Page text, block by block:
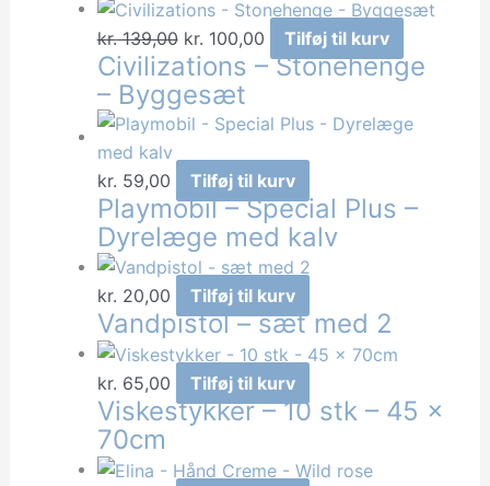
kr.139,00 Den
oprindelige
pris
var:
kr. 100,00Den
aktuelle
er:
Tilføj til kurv
Civilizations – Stonehenge
– Byggesæt
kr. 59,00 Tilføj til kurv
Playmobil – Special Plus –
Dyrelæge med kalv
kr. 20,00 Tilføj til kurv
Vandpistol – sæt med 2
kr. 65,00 Tilføj til kurv
Viskestykker – 10 stk – 45 x
70cm